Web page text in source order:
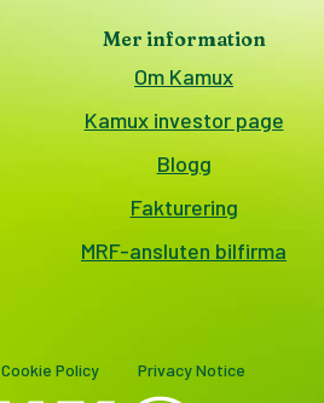
Mer information
Om Kamux
Kamux investor page
Blogg
Fakturering
MRF-ansluten bilfirma
Cookie Policy Privacy Notice